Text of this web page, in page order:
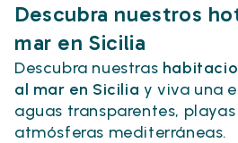
Descubra nuestros
mar en Sicilia
Descubra nuestras
al mar en Sicilia y viva una
aguas transparentes,
atmósferas mediterráneas.